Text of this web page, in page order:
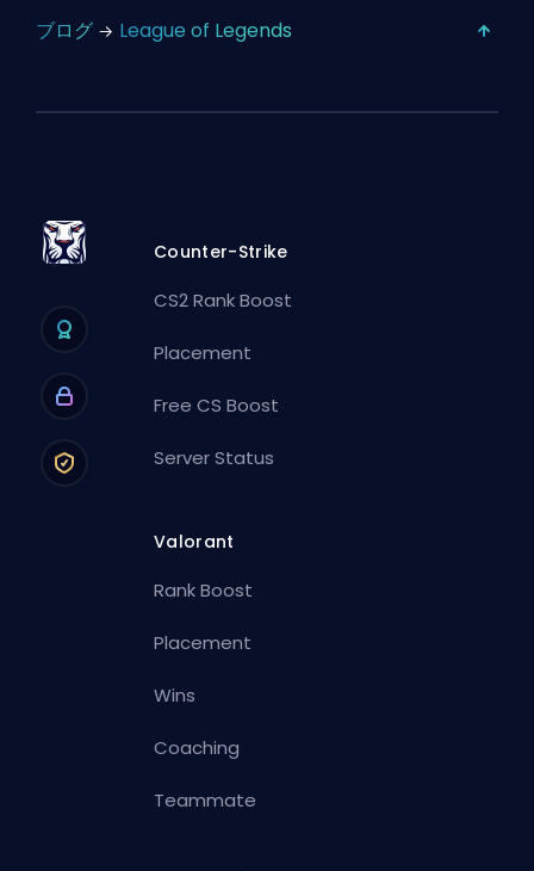
ブログ League of Legends
Counter-Strike
CS2 Rank Boost
Placement
Free CS Boost
Server Status
Valorant
Rank Boost
Placement
Wins
Coaching
Teammate